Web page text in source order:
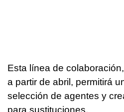
Esta línea de
a partir de abril, permitirá
selección de agentes y
para sustituciones.